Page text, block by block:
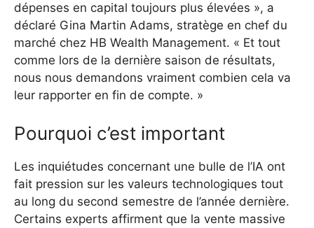
dépenses en capital toujours plus élevées », a
déclaré Gina Martin Adams, stratège en chef du
marché chez HB Wealth Management. « Et tout
comme lors de la dernière saison de résultats,
nous nous demandons vraiment combien cela va
leur rapporter en fin de compte. »
Pourquoi c’est important
Les inquiétudes concernant une bulle de l’IA ont
fait pression sur les valeurs technologiques tout
au long du second semestre de l’année dernière.
Certains experts affirment que la vente massive